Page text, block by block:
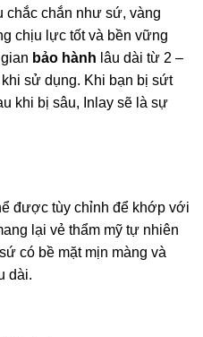
chắc chắn như sứ, vàng
chịu lực tốt và bền vững
bảo hành lâu dài từ 2 –
sử dụng. Khi bạn bị sứt
khi bị sâu, Inlay sẽ là sự
được tùy chỉnh để khớp với
lại vẻ thẩm mỹ tự nhiên
có bề mặt mịn màng và
dài.